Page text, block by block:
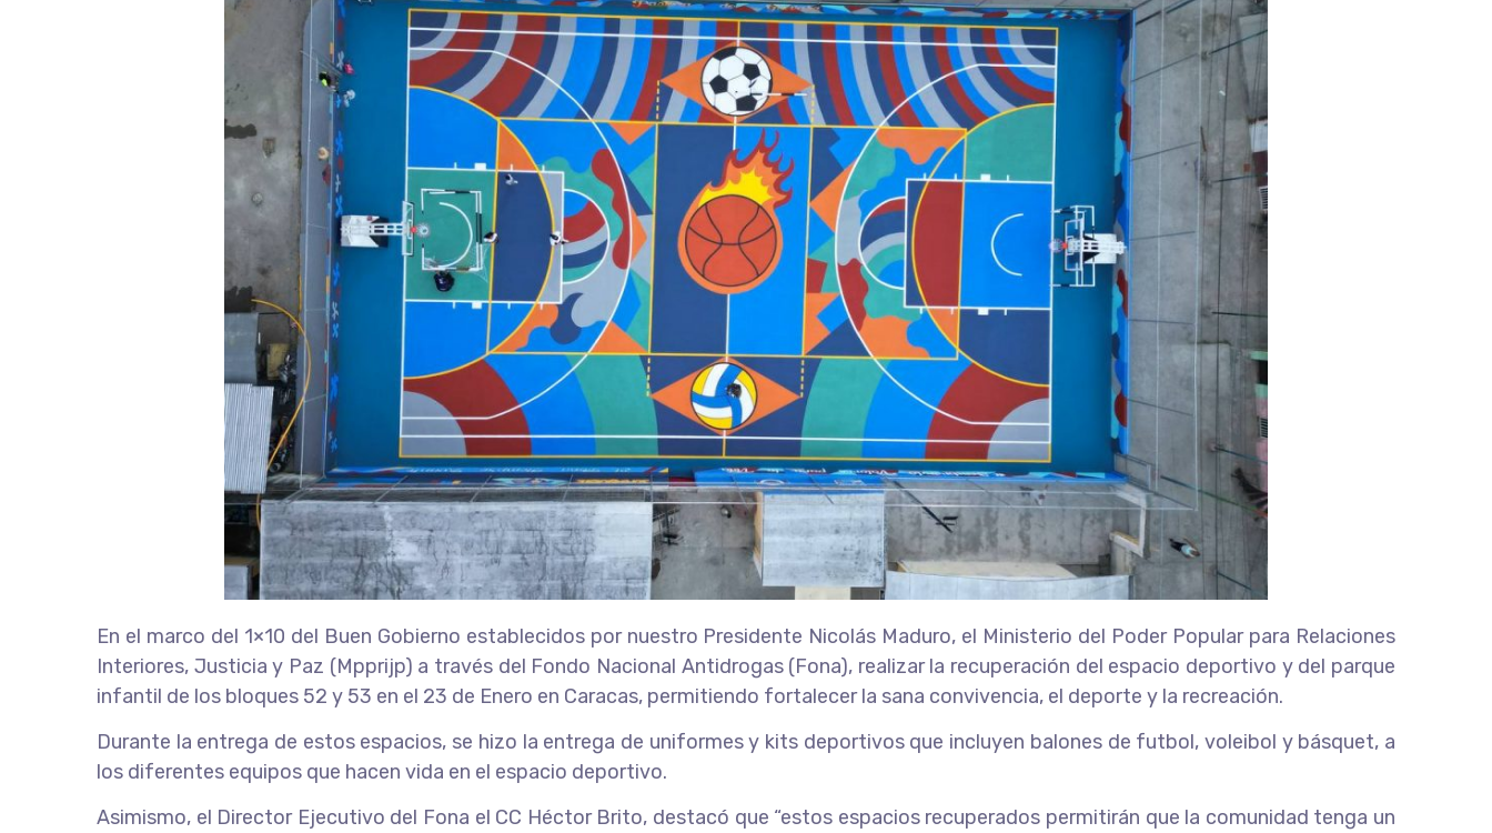
En el marco del 1×10 del Buen Gobierno establecidos por nuestro Presidente Nicolás Maduro, el Ministerio del Poder Popular para Relaciones
Interiores, Justicia y Paz (Mpprijp) a través del Fondo Nacional Antidrogas (Fona), realizar la recuperación del espacio deportivo y del parque
infantil de los bloques 52 y 53 en el 23 de Enero en Caracas, permitiendo fortalecer la sana convivencia, el deporte y la recreación.
Durante la entrega de estos espacios, se hizo la entrega de uniformes y kits deportivos que incluyen balones de futbol, voleibol y básquet, a
los diferentes equipos que hacen vida en el espacio deportivo.
Asimismo, el Director Ejecutivo del Fona el CC Héctor Brito, destacó que “estos espacios recuperados permitirán que la comunidad tenga un